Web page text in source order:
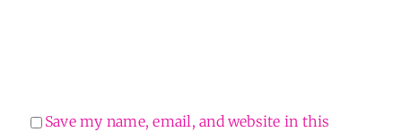
Save my name, email, and website in this